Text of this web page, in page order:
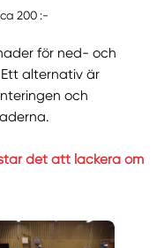
200 :-
för ned- och
alternativ är
och
det att lackera om